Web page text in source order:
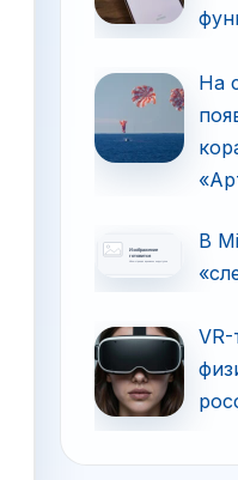
На
В